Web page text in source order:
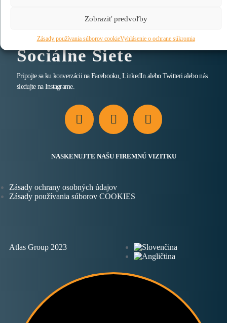
Zobraziť predvoľby
Zásady používania súborov cookieVyhlásenie o ochrane súkromia
Sledujte nás online
Sociálne Siete
Pripojte sa ku konverzácii na Facebooku, LinkedIn alebo Twitteri alebo nás
sledujte na Instagrame.
NASKENUJTE NAŠU FIREMNÚ VIZITKU
Zásady ochrany osobných údajov
Zásady používania súborov COOKIES
Atlas Group 2023